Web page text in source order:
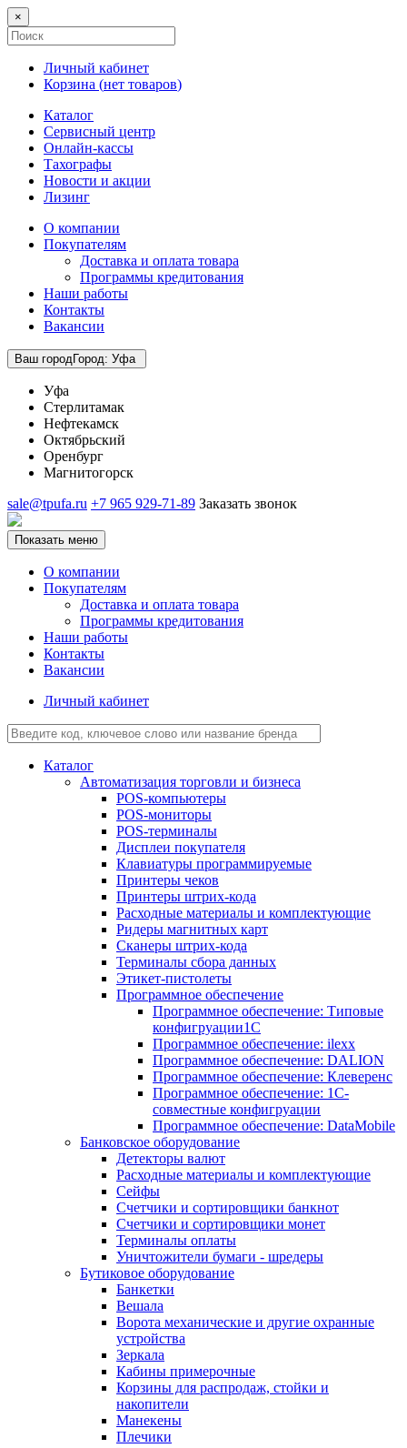
×
Личный кабинет
Корзина (нет товаров)
Каталог
Сервисный центр
Онлайн-кассы
Тахографы
Новости и акции
Лизинг
О компании
Покупателям
Доставка и оплата товара
Программы кредитования
Наши работы
Контакты
Вакансии
Ваш городГород: Уфа
Уфа
Стерлитамак
Нефтекамск
Октябрьский
Оренбург
Магнитогорск
sale@tpufa.ru +7 965 929-71-89 Заказать звонок
Показать меню
О компании
Покупателям
Доставка и оплата товара
Программы кредитования
Наши работы
Контакты
Вакансии
Личный кабинет
Каталог
Автоматизация торговли и бизнеса
POS-компьютеры
POS-мониторы
POS-терминалы
Дисплеи покупателя
Клавиатуры программируемые
Принтеры чеков
Принтеры штрих-кода
Расходные материалы и комплектующие
Ридеры магнитных карт
Сканеры штрих-кода
Терминалы сбора данных
Этикет-пистолеты
Программное обеспечение
Программное обеспечение: Типовые
конфигруации1С
Программное обеспечение: ilexx
Программное обеспечение: DALION
Программное обеспечение: Клеверенс
Программное обеспечение: 1С-
совместные конфигруации
Программное обеспечение: DataMobile
Банковское оборудование
Детекторы валют
Расходные материалы и комплектующие
Сейфы
Счетчики и сортировщики банкнот
Счетчики и сортировщики монет
Терминалы оплаты
Уничтожители бумаги - шредеры
Бутиковое оборудование
Банкетки
Вешала
Ворота механические и другие охранные
устройства
Зеркала
Кабины примерочные
Корзины для распродаж, стойки и
накопители
Манекены
Плечики